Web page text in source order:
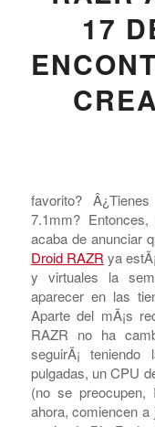
CARRIERS - US,
LLEGA
RAZR
17
favorito?
7.1mm?
acaba de anunciar
Droid RAZRya
y virtuales la
aparecer en las